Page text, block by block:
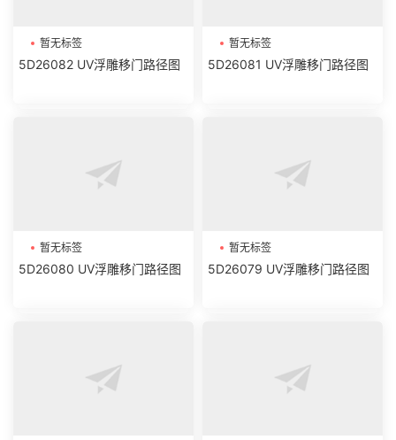
暂无标签
5D26082 UV浮雕移门路径图
暂无标签
5D26081 UV浮雕移门路径图
暂无标签
5D26080 UV浮雕移门路径图
暂无标签
5D26079 UV浮雕移门路径图